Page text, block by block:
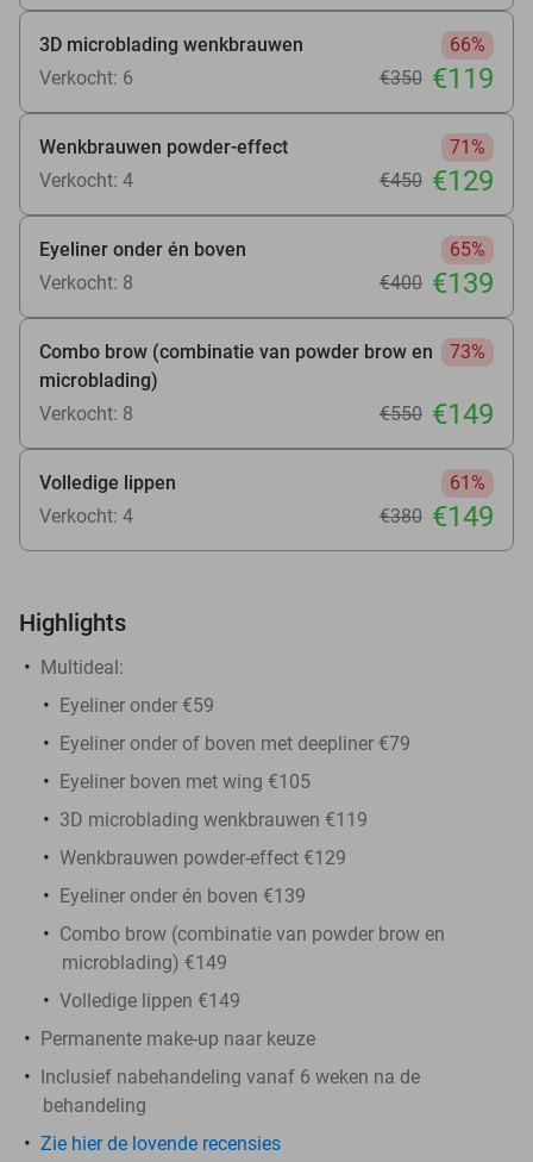
3D microblading wenkbrauwen
66%
Verkocht: 6
€350 €119
Wenkbrauwen powder-effect
71%
Verkocht: 4
€450 €129
Eyeliner onder én boven
65%
Verkocht: 8
€400 €139
Combo brow (combinatie van powder brow en
microblading)
73%
Verkocht: 8 €550 €149
Volledige lippen
61%
Verkocht: 4
€380 €149
Highlights
Multideal:
Eyeliner onder €59
Eyeliner onder of boven met deepliner €79
Eyeliner boven met wing €105
3D microblading wenkbrauwen €119
Wenkbrauwen powder-effect €129
Eyeliner onder én boven €139
Combo brow (combinatie van powder brow en
microblading) €149
Volledige lippen €149
Permanente make-up naar keuze
Inclusief nabehandeling vanaf 6 weken na de
behandeling
Zie hier de lovende recensies